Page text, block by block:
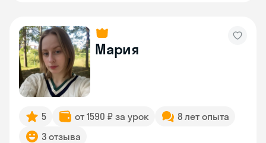
Мария
5 от 1590 ₽ за урок
8 лет опыта
3 отзыва